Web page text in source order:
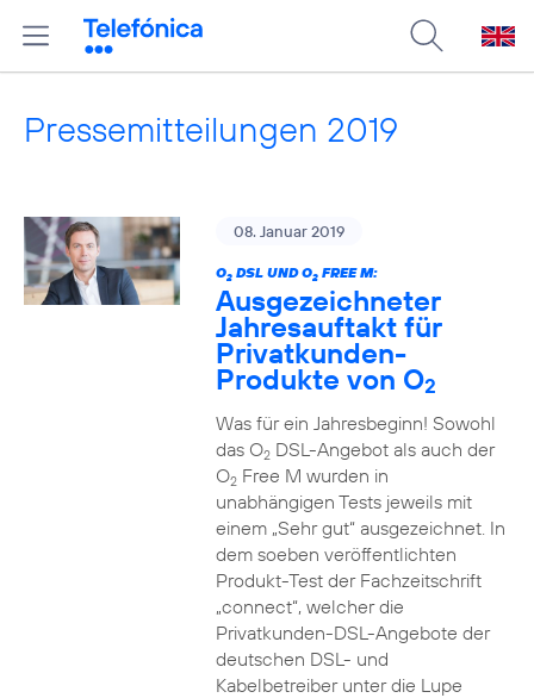
Pressemitteilungen 2019
08. Januar 2019
O2DSL UND O2FREE M:
Ausgezeichneter
Jahresauftakt für
Privatkunden-
Produkte von O2
Was für ein Jahresbeginn! Sowohl
das O2DSL-Angebot als auch der
O2Free M wurden in
unabhängigen Tests jeweils mit
einem „Sehr gut“ ausgezeichnet. In
dem soeben veröffentlichten
Produkt-Test der Fachzeitschrift
„connect“, welcher die
Privatkunden-DSL-Angebote der
deutschen DSL- und
Kabelbetreiber unter die Lupe